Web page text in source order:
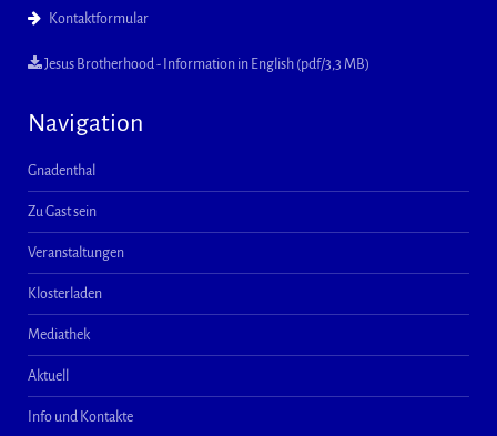
Kontaktformular
Jesus Brotherhood - Information in English (pdf/3,3 MB)
Navigation
Gnadenthal
Zu Gast sein
Veranstaltungen
Klosterladen
Mediathek
Aktuell
Info und Kontakte